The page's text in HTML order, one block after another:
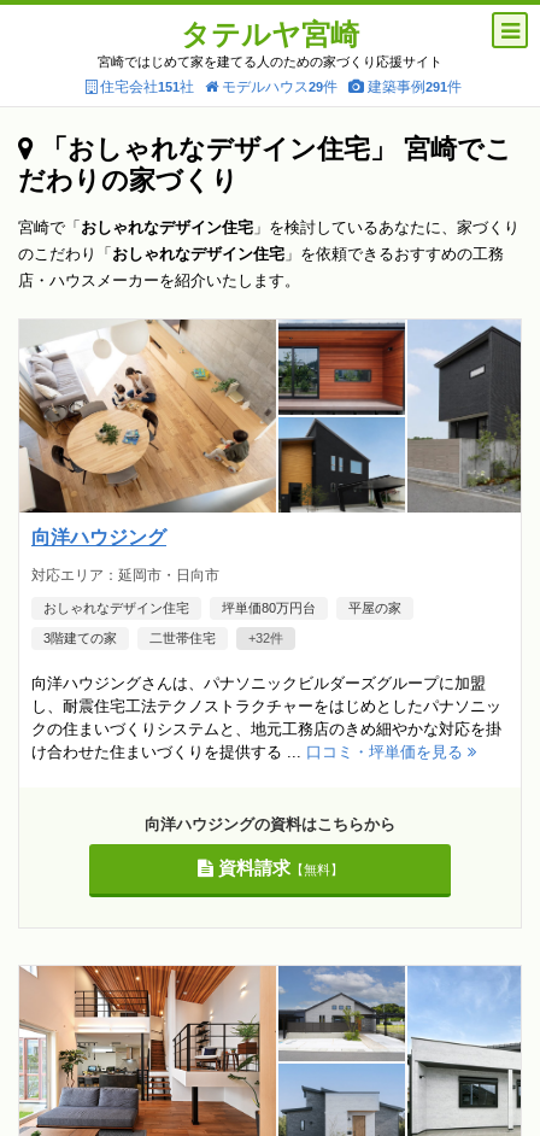
タテルヤ宮崎
宮崎ではじめて家を建てる人のための家づくり応援サイト
住宅会社151社 モデルハウス29件 建築事例291件
「おしゃれなデザイン住宅」 宮崎でこ
だわりの家づくり
宮崎で「 おしゃれなデザイン住宅 」を検討しているあなたに、家づくり
のこだわり「 おしゃれなデザイン住宅 」を依頼できるおすすめの工務
店・ハウスメーカーを紹介いたします。
向洋ハウジング
対応エリア：延岡市・日向市
おしゃれなデザイン住宅 坪単価80万円台 平屋の家
3階建ての家 二世帯住宅 +32件
向洋ハウジングさんは、パナソニックビルダーズグループに加盟
し、耐震住宅工法テクノストラクチャーをはじめとしたパナソニッ
クの住まいづくりシステムと、地元工務店のきめ細やかな対応を掛
け合わせた住まいづくりを提供する ... 口コミ・坪単価を見る
向洋ハウジングの資料はこちらから
資料請求【無料】